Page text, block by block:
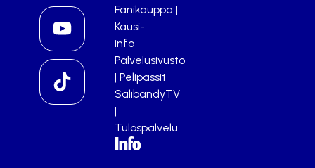
Fanikauppa |
Kausi-
info
Palvelusivusto
| Pelipassit
SalibandyTV
|
Tulospalvelu
Info